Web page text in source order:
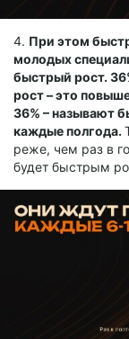
4. При этом
молодых
быстрый рост.
рост – это
36% – называют
каждые полгода.
реже, чем раз в
будет быстрым